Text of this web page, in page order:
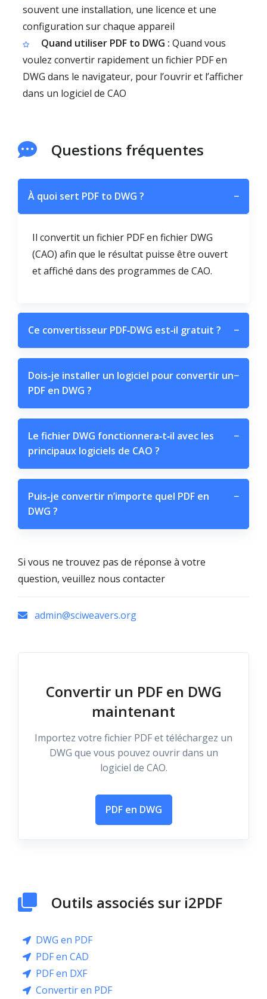
souvent une installation, une licence et une
configuration sur chaque appareil
Quand utiliser PDF to DWG : Quand vous
voulez convertir rapidement un fichier PDF en
DWG dans le navigateur, pour l’ouvrir et l’afficher
dans un logiciel de CAO
Questions fréquentes
À quoi sert PDF to DWG ? −
Il convertit un fichier PDF en fichier DWG
(CAO) afin que le résultat puisse être ouvert
et affiché dans des programmes de CAO.
Ce convertisseur PDF‑DWG est‑il gratuit ? −
Dois‑je installer un logiciel pour convertir un
PDF en DWG ?
−
Le fichier DWG fonctionnera‑t‑il avec les
principaux logiciels de CAO ?
−
Puis‑je convertir n’importe quel PDF en
DWG ?
−
Si vous ne trouvez pas de réponse à votre
question, veuillez nous contacter
admin@sciweavers.org
Convertir un PDF en DWG
maintenant
Importez votre fichier PDF et téléchargez un
DWG que vous pouvez ouvrir dans un
logiciel de CAO.
PDF en DWG
Outils associés sur i2PDF
DWG en PDF
PDF en CAD
PDF en DXF
Convertir en PDF